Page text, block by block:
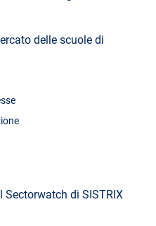
delle scuole di
di SISTRIX